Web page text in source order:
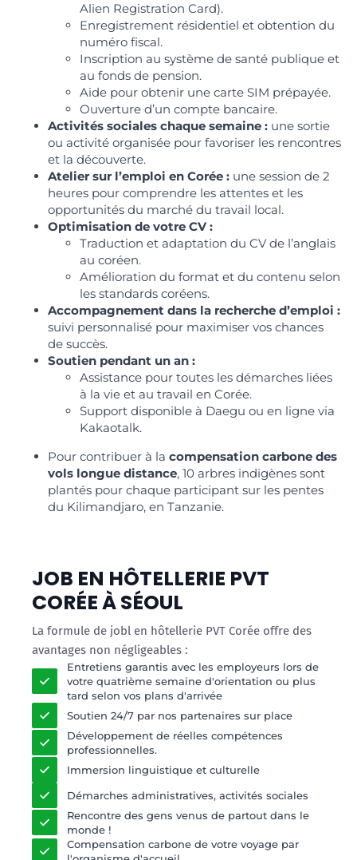
Alien Registration Card).
Enregistrement résidentiel et obtention du
numéro fiscal.
Inscription au système de santé publique et
au fonds de pension.
Aide pour obtenir une carte SIM prépayée.
Ouverture d’un compte bancaire.
Activités sociales chaque semaine : une sortie
ou activité organisée pour favoriser les rencontres
et la découverte.
Atelier sur l’emploi en Corée : une session de 2
heures pour comprendre les attentes et les
opportunités du marché du travail local.
Optimisation de votre CV :
Traduction et adaptation du CV de l’anglais
au coréen.
Amélioration du format et du contenu selon
les standards coréens.
Accompagnement dans la recherche d’emploi :
suivi personnalisé pour maximiser vos chances
de succès.
Soutien pendant un an :
Assistance pour toutes les démarches liées
à la vie et au travail en Corée.
Support disponible à Daegu ou en ligne via
Kakaotalk.
Pour contribuer à la compensation carbone des
vols longue distance, 10 arbres indigènes sont
plantés pour chaque participant sur les pentes
du Kilimandjaro, en Tanzanie.
JOB EN HÔTELLERIE PVT
CORÉE À SÉOUL
La formule de jobl en hôtellerie PVT Corée offre des
avantages non négligeables :
Entretiens garantis avec les employeurs lors de
votre quatrième semaine d'orientation ou plus
tard selon vos plans d'arrivée
Soutien 24/7 par nos partenaires sur place
Développement de réelles compétences
professionnelles.
Immersion linguistique et culturelle
Démarches administratives, activités sociales
Rencontre des gens venus de partout dans le
monde !
Compensation carbone de votre voyage par